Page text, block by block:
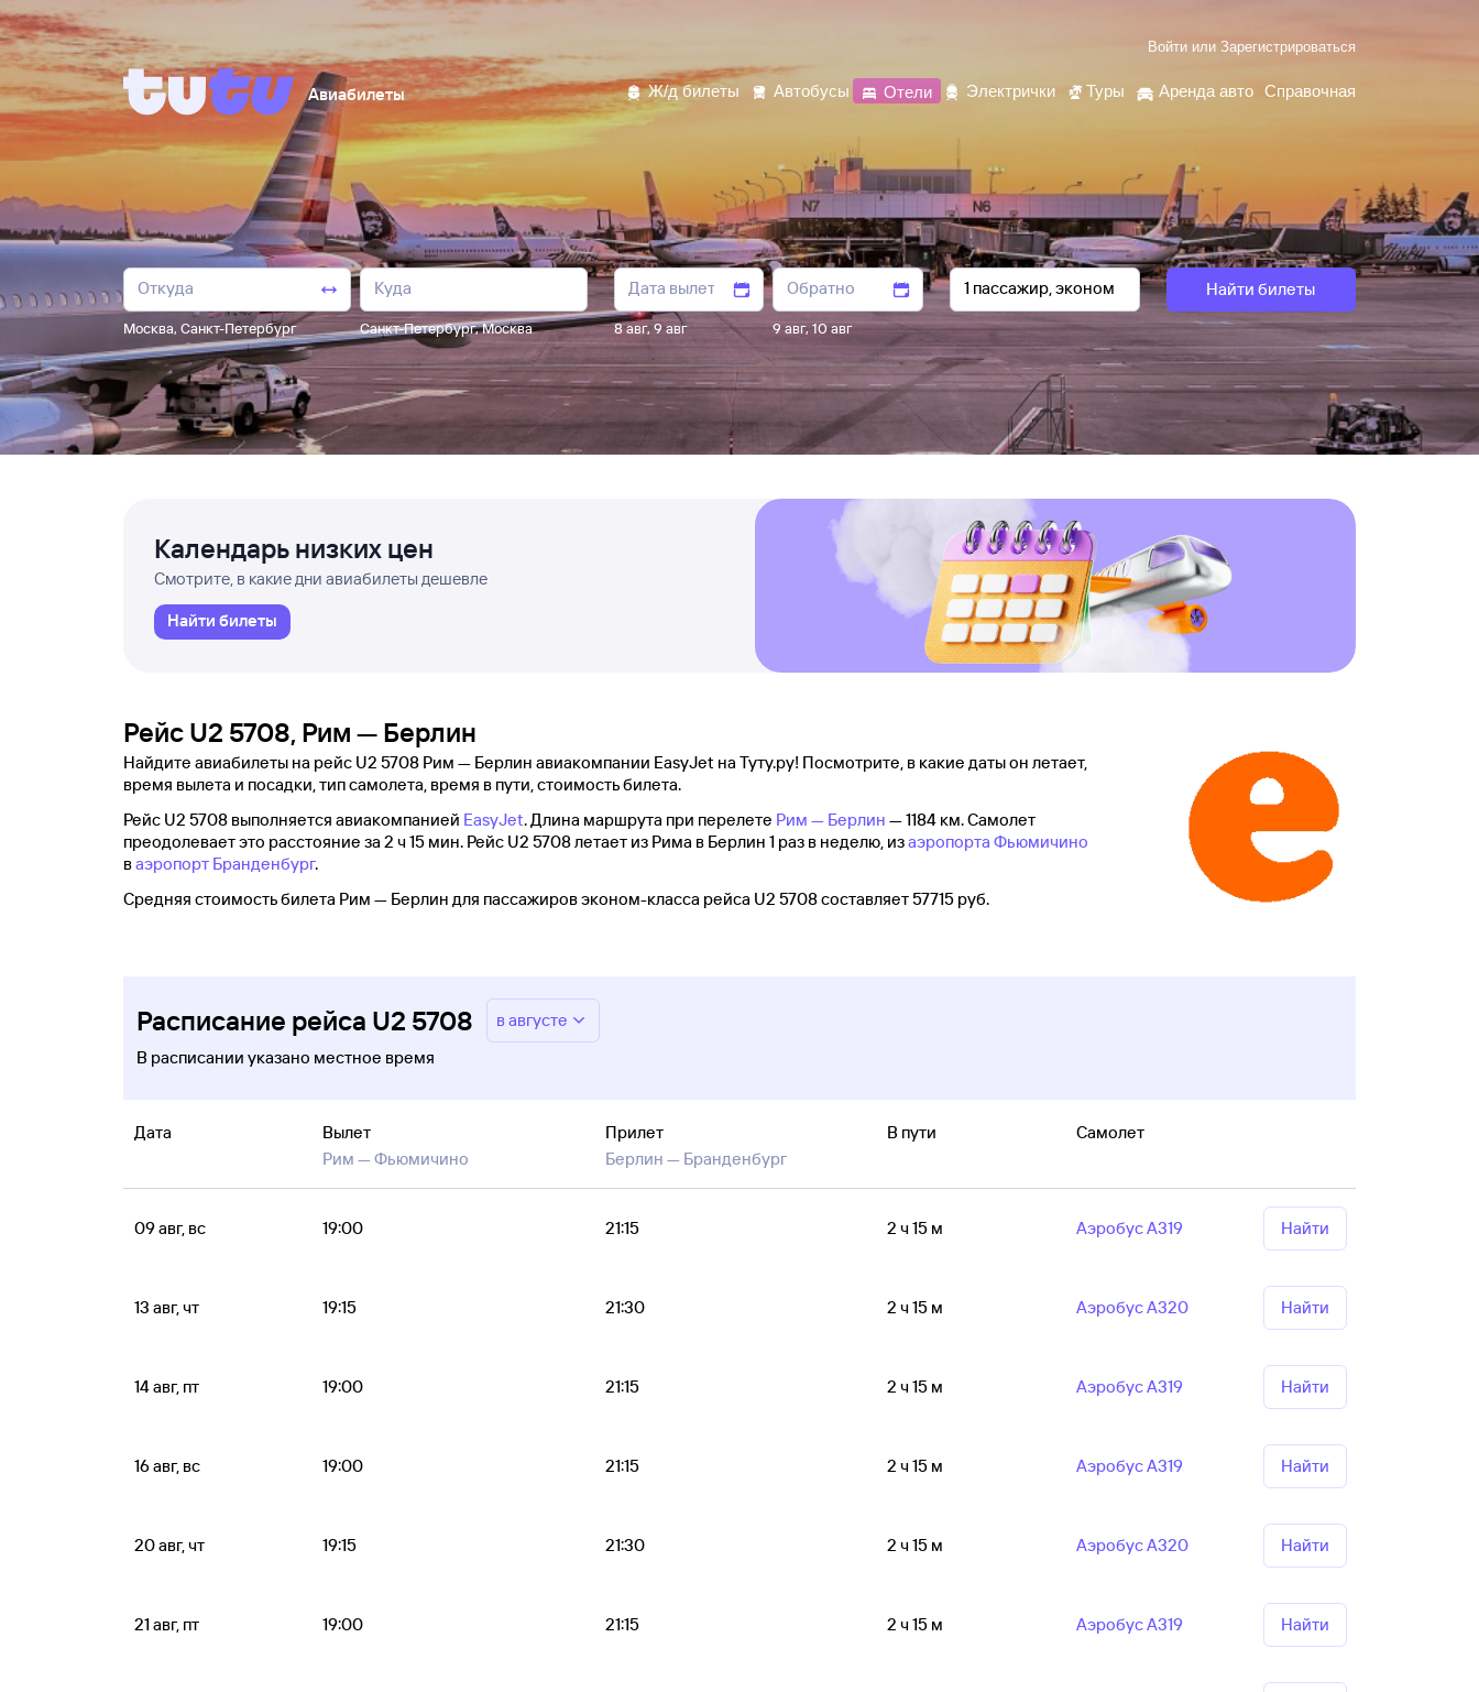
Войти или Зарегистрироваться
Авиабилеты Ж/д билеты Автобусы Отели Электрички Туры Аренда авто Справочная
Москва, Санкт-Петербург Санкт-Петербург,Москва 8 авг, 9 авг 9 авг,10 авг
Найти билеты
Календарь низких цен
Смотрите, в какие дни авиабилеты дешевле
Найти билеты
Рейс U2 5708, Рим — Берлин
Найдите авиабилеты на рейс U2 5708 Рим — Берлин авиакомпании EasyJet на Туту.ру! Посмотрите, в какие даты он летает,
время вылета и посадки, тип самолета, время в пути, стоимость билета.
Рейс U2 5708 выполняется авиакомпанией EasyJet. Длина маршрута при перелете Рим — Берлин — 1184 км. Самолет
преодолевает это расстояние за 2 ч 15 мин. Рейс U2 5708 летает из Рима в Берлин 1 раз в неделю, изаэропорта Фьюмичино
ваэропорт Бранденбург.
Средняя стоимость билета Рим — Берлин для пассажиров эконом-класса рейса U2 5708 составляет 57715 руб.
Расписание рейса U2 5708
в августе
В расписании указано местное время
Дата
Вылет
Рим —Фьюмичино
Прилет
Берлин — Бранденбург
В пути Самолет
09 авг, вс 19:00 21:15 2 ч 15 м Аэробус А319 Найти
13 авг, чт 19:15 21:30 2 ч 15 м Аэробус А320 Найти
14 авг, пт 19:00 21:15 2 ч 15 м Аэробус А319 Найти
16 авг, вс 19:00 21:15 2 ч 15 м Аэробус А319 Найти
20 авг, чт 19:15 21:30 2 ч 15 м Аэробус А320 Найти
21 авг, пт 19:00 21:15 2 ч 15 м Аэробус А319 Найти